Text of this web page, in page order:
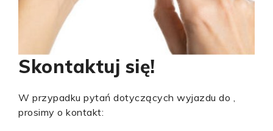
Skontaktuj się!
W przypadku pytań dotyczących wyjazdu do ,
prosimy o kontakt: